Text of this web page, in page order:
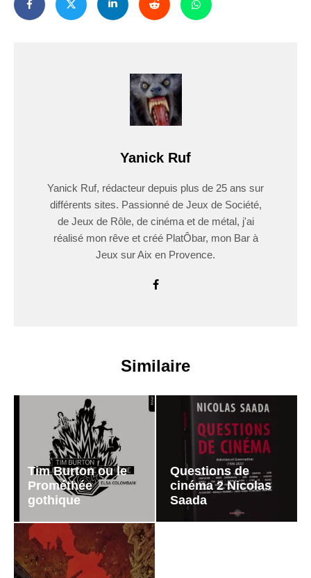
Yanick Ruf
Yanick Ruf, rédacteur depuis plus de 25 ans sur
différents sites. Passionné de Jeux de Société,
de Jeux de Rôle, de cinéma et de métal, j'ai
réalisé mon rêve et créé PlatÔbar, mon Bar à
Jeux sur Aix en Provence.
Similaire
Tim Burton ou le
Prométhée
gothique
Questions de
cinéma 2 Nicolas
Saada